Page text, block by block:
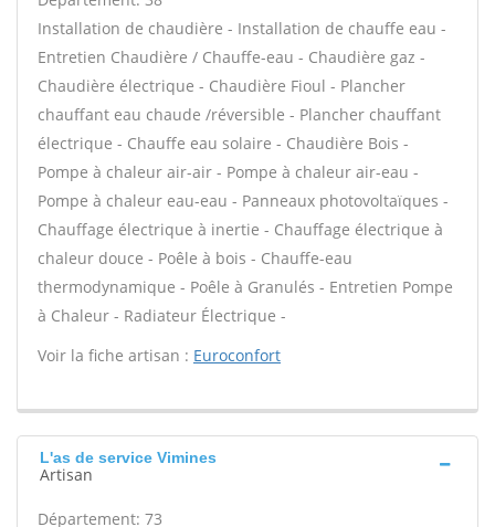
Installation de chaudière - Installation de chauffe eau -
Entretien Chaudière / Chauffe-eau - Chaudière gaz -
Chaudière électrique - Chaudière Fioul - Plancher
chauffant eau chaude /réversible - Plancher chauffant
électrique - Chauffe eau solaire - Chaudière Bois -
Pompe à chaleur air-air - Pompe à chaleur air-eau -
Pompe à chaleur eau-eau - Panneaux photovoltaïques -
Chauffage électrique à inertie - Chauffage électrique à
chaleur douce - Poêle à bois - Chauffe-eau
thermodynamique - Poêle à Granulés - Entretien Pompe
à Chaleur - Radiateur Électrique -
Voir la fiche artisan : Euroconfort
L'as de service Vimines
Artisan
Département: 73